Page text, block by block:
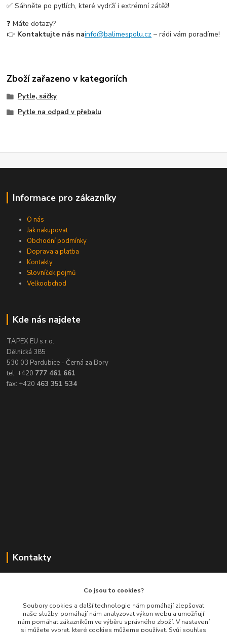
✅ Sáhněte po pytlích, které vydrží i extrémní zátěž!
❓ Máte dotazy?
👉 Kontaktujte nás nainfo@balimespolu.cz – rádi vám poradíme!
Zboží zařazeno v kategoriích
Pytle, sáčky
Pytle na odpad v přebalu
Informace pro zákazníky
O nás
Jak nakupovat
Obchodní podmínky
Doprava a platba
Kontakty
Slovníček pojmů
Velkoobchod
Kde nás najdete
TAPEX EU s.r.o.
Dělnická 385
530 03 Pardubice - Černá za Bory
tel: +420 777 461 661
fax: +420 463 351 534
Kontakty
+420 777 461 661
(Po-Pá, 8-16 hod.)
Co jsou to cookies?
Soubory cookies a další technologie nám pomáhají zlepšovat
naše služby, pomáhají nám analyzovat výkon webu a umožňují
nám pomáhat zákazníkům ve výběru správného zboží. V nastavení
si můžete vybrat, které cookies můžeme používat. Svůj souhlas